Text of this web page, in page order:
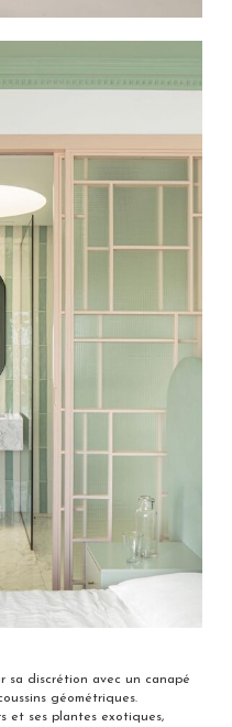
sa discrétion avec un canapé
géométriques.
et ses plantes exotiques,